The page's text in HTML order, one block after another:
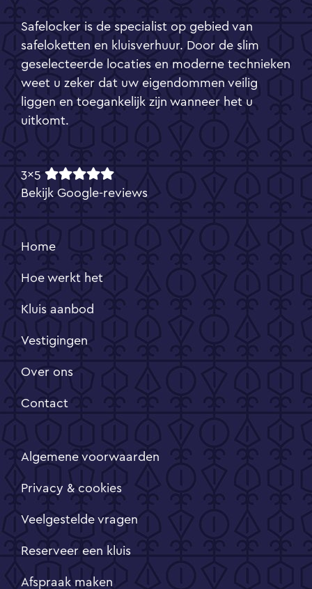
Safelocker is de specialist op gebied van
safeloketten en kluisverhuur. Door de slim
geselecteerde locaties en moderne technieken
weet u zeker dat uw eigendommen veilig
liggen en toegankelijk zijn wanneer het u
uitkomt.
3x5
Bekijk Google-reviews
Home
Hoe werkt het
Kluis aanbod
Vestigingen
Over ons
Contact
Algemene voorwaarden
Privacy & cookies
Veelgestelde vragen
Reserveer een kluis
Afspraak maken